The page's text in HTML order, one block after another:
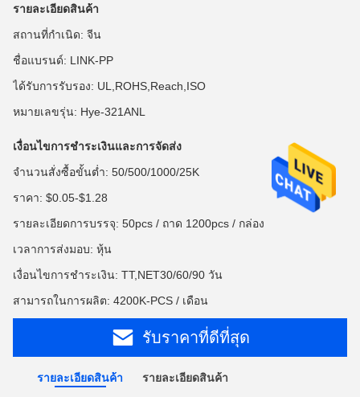
รายละเอียดสินค้า
สถานที่กำเนิด: จีน
ชื่อแบรนด์: LINK-PP
ได้รับการรับรอง: UL,ROHS,Reach,ISO
หมายเลขรุ่น: Hye-321ANL
เงื่อนไขการชำระเงินและการจัดส่ง
จำนวนสั่งซื้อขั้นต่ำ: 50/500/1000/25K
ราคา: $0.05-$1.28
รายละเอียดการบรรจุ: 50pcs / ถาด 1200pcs / กล่อง
เวลาการส่งมอบ: หุ้น
เงื่อนไขการชำระเงิน: TT,NET30/60/90 วัน
สามารถในการผลิต: 4200K-PCS / เดือน
รับราคาที่ดีที่สุด
รายละเอียดสินค้า รายละเอียดสินค้า